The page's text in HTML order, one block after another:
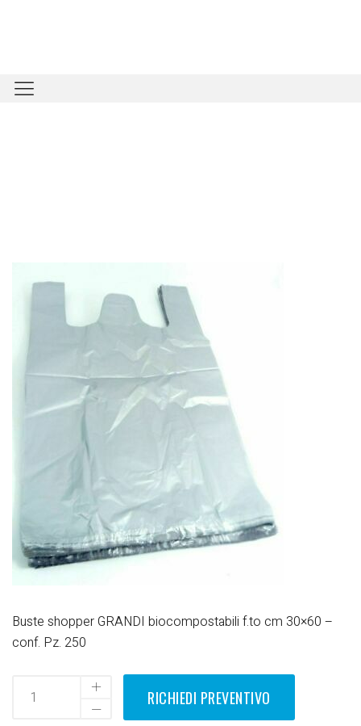
Buste shopper GRANDI biocompostabili f.to cm 30×60 –
conf. Pz. 250
RICHIEDI PREVENTIVO